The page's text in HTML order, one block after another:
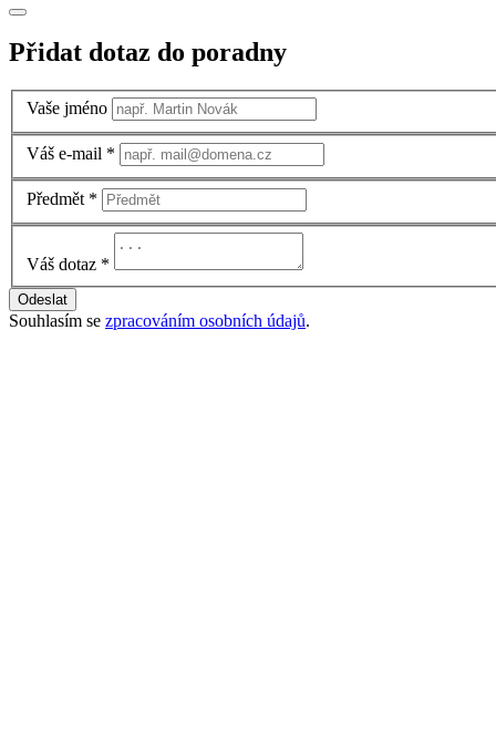
Přidat dotaz do poradny
Vaše jméno
Váš e-mail *
Předmět *
Váš dotaz *
Odeslat
Souhlasím se zpracováním osobních údajů.